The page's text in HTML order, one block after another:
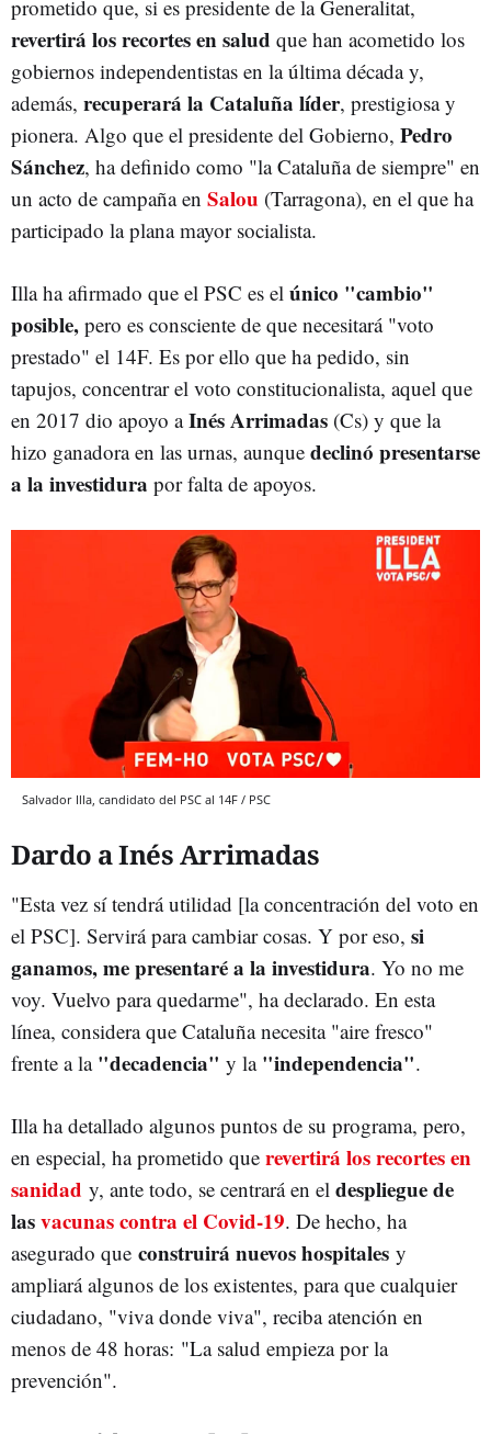
prometido que, si es presidente de la Generalitat,
revertirá los recortes en salud que han acometido los
gobiernos independentistas en la última década y,
además, recuperará la Cataluña líder, prestigiosa y
pionera. Algo que el presidente del Gobierno, Pedro
Sánchez, ha definido como "la Cataluña de siempre" en
un acto de campaña en Salou (Tarragona), en el que ha
participado la plana mayor socialista.
Illa ha afirmado que el PSC es el único "cambio"
posible, pero es consciente de que necesitará "voto
prestado" el 14F. Es por ello que ha pedido, sin
tapujos, concentrar el voto constitucionalista, aquel que
en 2017 dio apoyo aInés Arrimadas (Cs) y que la
hizo ganadora en las urnas, aunque declinó presentarse
a la investidura por falta de apoyos.
Salvador Illa, candidato del PSC al 14F / PSC
Dardo a Inés Arrimadas
"Esta vez sí tendrá utilidad [la concentración del voto en
el PSC]. Servirá para cambiar cosas. Y por eso, si
ganamos, me presentaré a la investidura. Yo no me
voy. Vuelvo para quedarme", ha declarado. En esta
línea, considera que Cataluña necesita "aire fresco"
frente a la "decadencia" y la "independencia".
Illa ha detallado algunos puntos de su programa, pero,
en especial, ha prometido que revertirá los recortes en
sanidad y, ante todo, se centrará en el despliegue de
lasvacunas contra el Covid-19. De hecho, ha
asegurado que construirá nuevos hospitales y
ampliará algunos de los existentes, para que cualquier
ciudadano, "viva donde viva", reciba atención en
menos de 48 horas: "La salud empieza por la
prevención".